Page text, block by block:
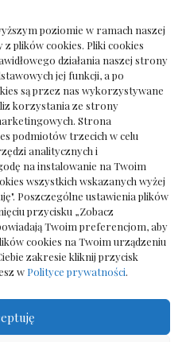
poziomie w ramach naszej
plików cookies. Pliki cookies
działania naszej strony
jej funkcji, a po
są przez nas wykorzystywane
korzystania ze strony
Strona
podmiotów trzecich w celu
analitycznych i
na instalowanie na Twoim
wszystkich wskazanych wyżej
Poszczególne ustawienia plików
przycisku „Zobacz
Twoim preferencjom, aby
cookies na Twoim urządzeniu
zakresie kliknij przycisk
w Polityce prywatności.
do salonu: jak wybrać bez